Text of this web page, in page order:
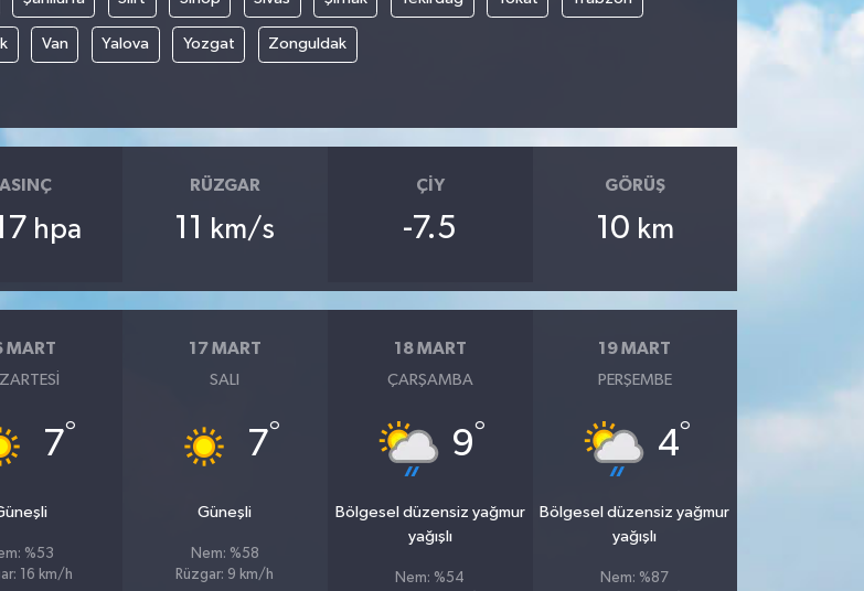
Van Yalova Yozgat Zonguldak
hpa
RÜZGAR
11 km/s
ÇIY
-7.5
GÖRÜŞ
10 km
MART
7°
%53
16 km/h
17 MART
SALI
7°
Güneşli
Nem: %58
Rüzgar: 9 km/h
18 MART
ÇARŞAMBA
9°
Bölgesel düzensiz yağmur
yağışlı
Nem: %54
19 MART
PERŞEMBE
4°
Bölgesel düzensiz yağmur
yağışlı
Nem: %87